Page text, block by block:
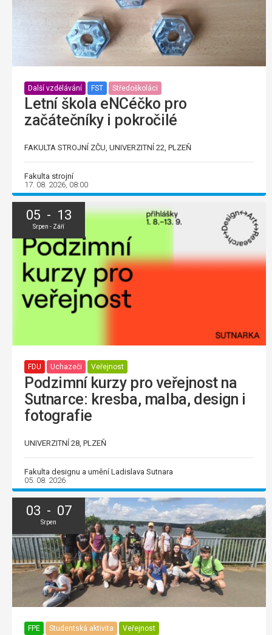
Další vzdělávání FST Středoškoláci
Letní škola eNCéčko pro
začátečníky i pokročilé
FAKULTA STROJNÍ ZČU, UNIVERZITNÍ 22, PLZEŇ
Fakulta strojní
17. 08. 2026, 08:00
05 - 13
Srpen - Září
FDU Uchazeči Veřejnost
Podzimní kurzy pro veřejnost na
Sutnarce: kresba, malba, design i
fotografie
UNIVERZITNÍ 28, PLZEŇ
Fakulta designu a umění Ladislava Sutnara
05. 08. 2026
03 - 07
Srpen
FPE Studentská aktivita Veřejnost